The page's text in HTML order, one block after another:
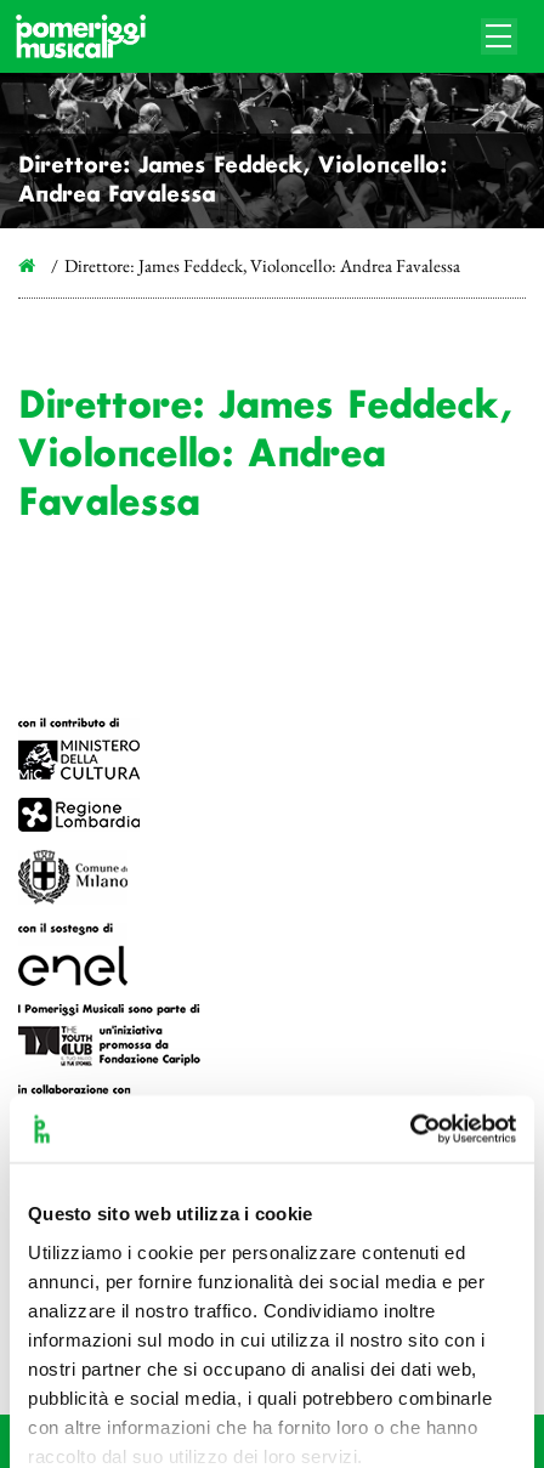
Questo sito web utilizza i cookie
Utilizziamo i cookie per personalizzare contenuti ed
annunci, per fornire funzionalità dei social media e per
analizzare il nostro traffico. Condividiamo inoltre
informazioni sul modo in cui utilizza il nostro sito con i
nostri partner che si occupano di analisi dei dati web,
pubblicità e social media, i quali potrebbero combinarle
con altre informazioni che ha fornito loro o che hanno
raccolto dal suo utilizzo dei loro servizi.
Direttore: James Feddeck, Violoncello:
Andrea Favalessa
Direttore: James Feddeck, Violoncello: Andrea Favalessa
Direttore: James Feddeck,
Violoncello: Andrea
Favalessa